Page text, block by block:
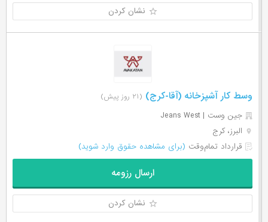
نشان کردن
وسط کار آشپزخانه (آقا-کرج) (۲۱ روز پیش)
جین وست | Jeans West
البرز، کرج
قرارداد تمام‌وقت (برای مشاهده حقوق وارد شوید)
ارسال رزومه
نشان کردن